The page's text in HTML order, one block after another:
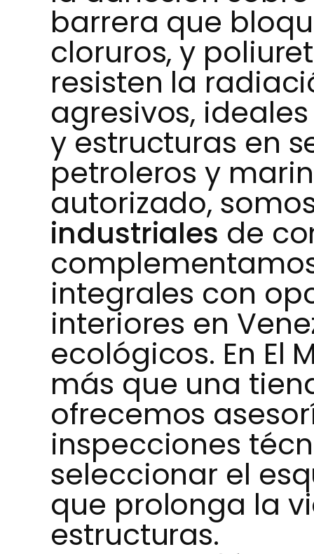
barrera que
cloruros, y
resisten la
agresivos,
y estructuras en
petroleros y
autorizado,
industriales de
integrales con
interiores en
ecológicos. En El
más que una
ofrecemos
inspecciones
seleccionar el
que prolonga la
estructuras.